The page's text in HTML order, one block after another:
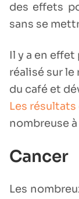
des effets
sans se
Il y a en
réalisé sur
du café et
Les
nombreuse
Cancer
Les